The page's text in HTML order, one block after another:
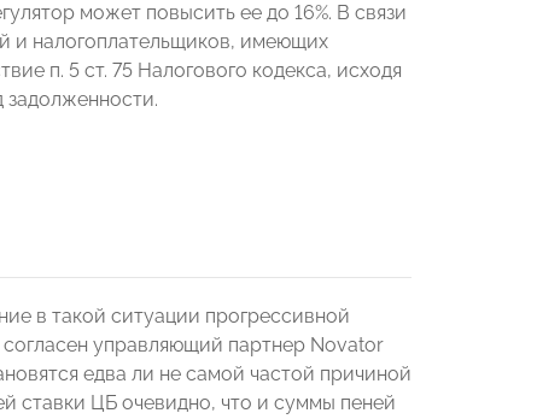
может повысить ее до 16%. В связи
и налогоплательщиков, имеющих
п. 5 ст. 75 Налогового кодекса, исходя
задолженности.
в такой ситуации прогрессивной
управляющий партнер Novator
едва ли не самой частой причиной
ставки ЦБ очевидно, что и суммы пеней